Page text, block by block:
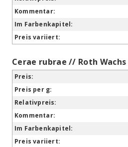
Cerae rubrae // Roth Wachs